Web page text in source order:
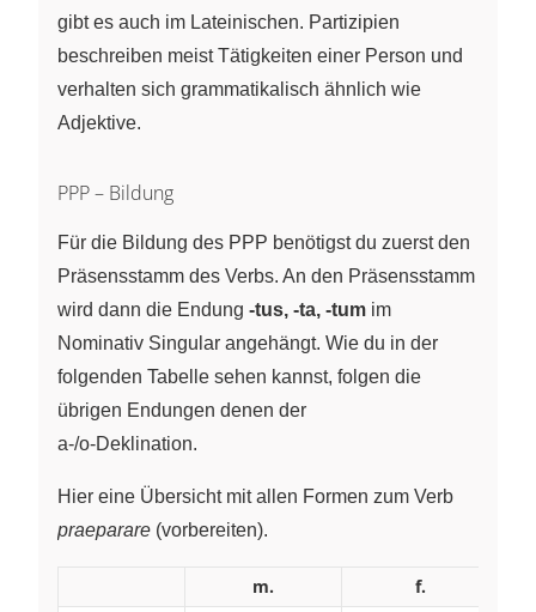
gibt es auch im Lateinischen. Partizipien
beschreiben meist Tätigkeiten einer Person und
verhalten sich grammatikalisch ähnlich wie
Adjektive.
PPP – Bildung
Für die Bildung des PPP benötigst du zuerst den
Präsensstamm des Verbs. An den Präsensstamm
wird dann die Endung -tus, -ta, -tum im
Nominativ Singular angehängt. Wie du in der
folgenden Tabelle sehen kannst, folgen die
übrigen Endungen denen der
a-/o-Deklination.
Hier eine Übersicht mit allen Formen zum Verb
praeparare (vorbereiten).
m.
f.